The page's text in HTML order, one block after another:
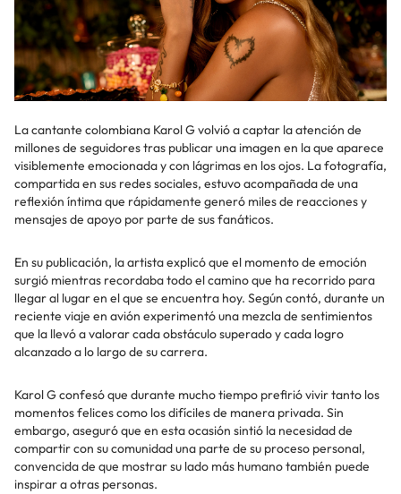
La cantante colombiana Karol G volvió a captar la atención de
millones de seguidores tras publicar una imagen en la que aparece
visiblemente emocionada y con lágrimas en los ojos. La fotografía,
compartida en sus redes sociales, estuvo acompañada de una
reflexión íntima que rápidamente generó miles de reacciones y
mensajes de apoyo por parte de sus fanáticos.
En su publicación, la artista explicó que el momento de emoción
surgió mientras recordaba todo el camino que ha recorrido para
llegar al lugar en el que se encuentra hoy. Según contó, durante un
reciente viaje en avión experimentó una mezcla de sentimientos
que la llevó a valorar cada obstáculo superado y cada logro
alcanzado a lo largo de su carrera.
Karol G confesó que durante mucho tiempo prefirió vivir tanto los
momentos felices como los difíciles de manera privada. Sin
embargo, aseguró que en esta ocasión sintió la necesidad de
compartir con su comunidad una parte de su proceso personal,
convencida de que mostrar su lado más humano también puede
inspirar a otras personas.